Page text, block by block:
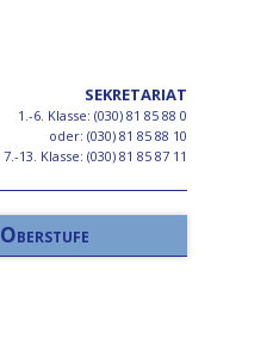
SEKRETARIAT
1.-6. Klasse: (030) 81 85 88 0
oder: (030) 81 85 88 10
7.-13. Klasse: (030) 81 85 87 11
Oberstufe